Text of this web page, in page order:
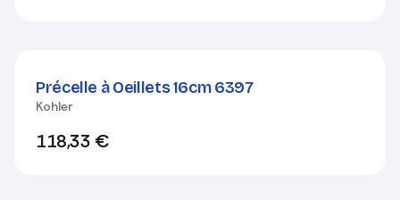
Précelle à Oeillets 16cm 6397
Kohler
118,33 €